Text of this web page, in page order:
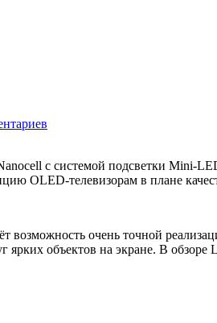
с системой подсветки Mini-
OLED-телевизорам в плане
очень точной
ярких объектов на экране. В